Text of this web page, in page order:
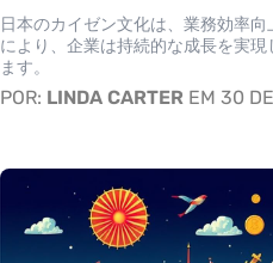
日本のカイゼン文化は、業務効率
により、企業は持続的な成長を実
ます。
POR: LINDA CARTER EM 30